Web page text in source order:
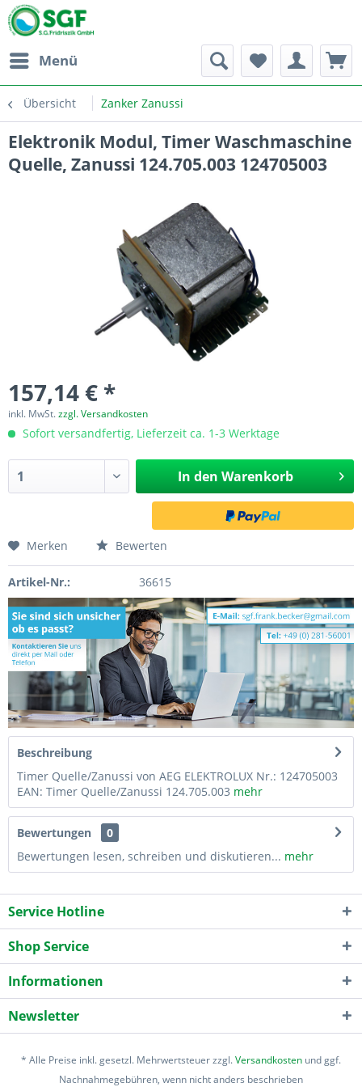
Menü
Übersicht Zanker Zanussi
Elektronik Modul, Timer Waschmaschine
Quelle, Zanussi 124.705.003 124705003
157,14 € *
inkl. MwSt.zzgl. Versandkosten
Sofort versandfertig, Lieferzeit ca. 1-3 Werktage
In den Warenkorb
Merken Bewerten
Artikel-Nr.: 36615
Beschreibung
Timer Quelle/Zanussi von AEG ELEKTROLUX Nr.: 124705003
EAN: Timer Quelle/Zanussi 124.705.003 mehr
Bewertungen
0
Bewertungen lesen, schreiben und diskutieren... mehr
Service Hotline
Shop Service
Informationen
Newsletter
* Alle Preise inkl. gesetzl. Mehrwertsteuer zzgl.Versandkosten und ggf.
Nachnahmegebühren, wenn nicht anders beschrieben